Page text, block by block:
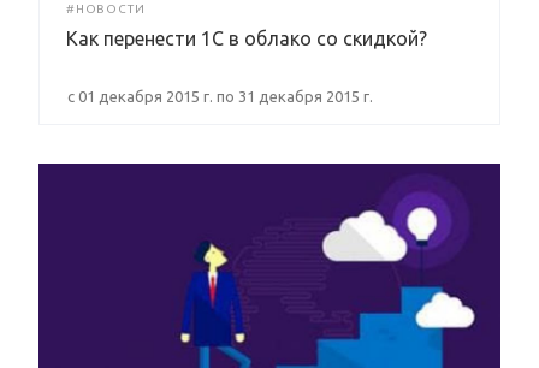
#НОВОСТИ
Как перенести 1С в облако со скидкой?
c 01 декабря 2015 г. по 31 декабря 2015 г.